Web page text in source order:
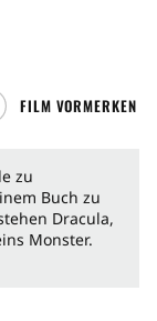
FILM VORMERKEN
zu
Buch zu
Dracula,
Monster.